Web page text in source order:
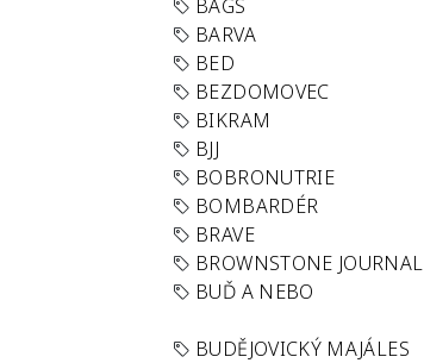
BAGS
BARVA
BED
BEZDOMOVEC
BIKRAM
BJJ
BOBRONUTRIE
BOMBARDÉR
BRAVE
BROWNSTONE JOURNAL
BUĎ A NEBO
BUDĚJOVICKÝ MAJÁLES